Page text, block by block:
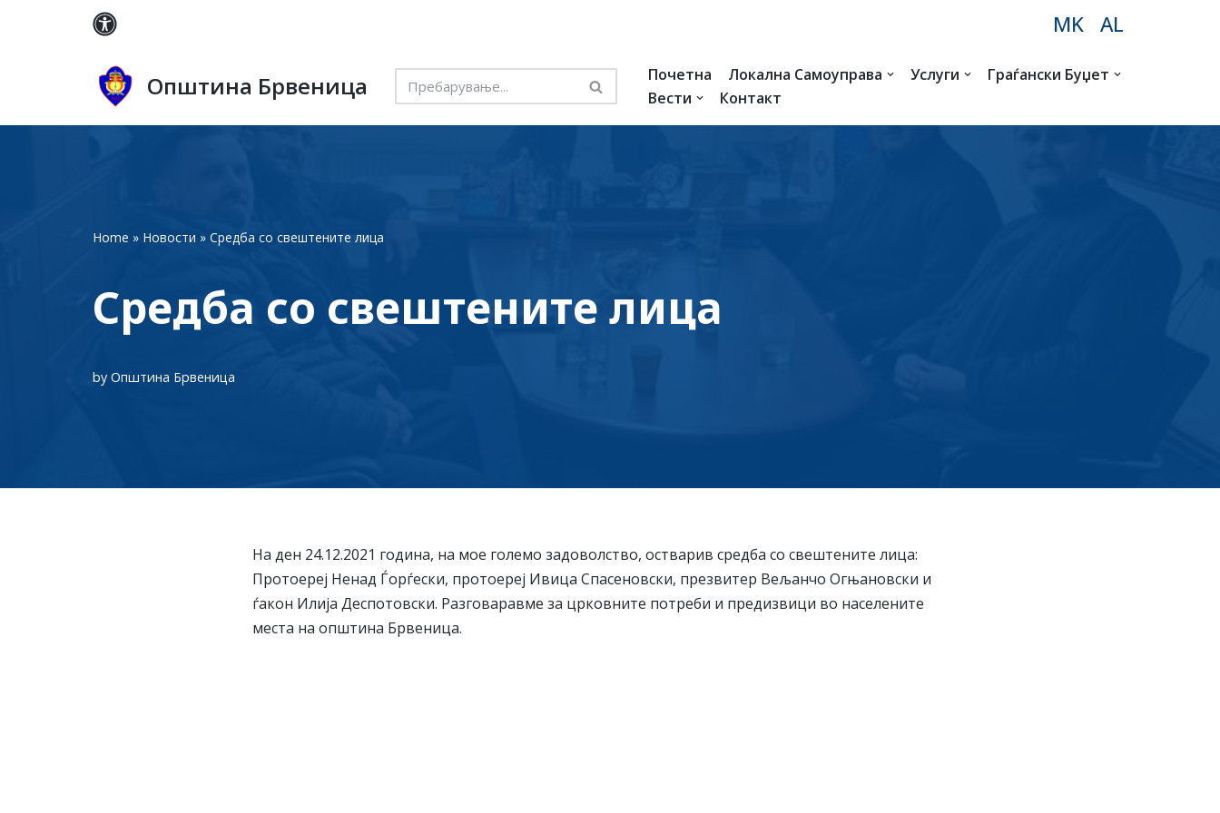
MK AL
Општина Брвеница Почетна Локална Самоуправа Услуги
Граѓански Буџет
Вести
Контакт
Home » Новости » Средба со свештените лица
Средба со свештените лица
by Општина Брвеница
На ден 24.12.2021 година, на мое големо задоволство, остварив средба со свештените лица:
Протоереј Ненад Ѓорѓески, протоереј Ивица Спасеновски, презвитер Вељанчо Огњановски и
ѓакон Илија Деспотовски. Разговаравме за црковните потреби и предизвици во населените
места на општина Брвеница.